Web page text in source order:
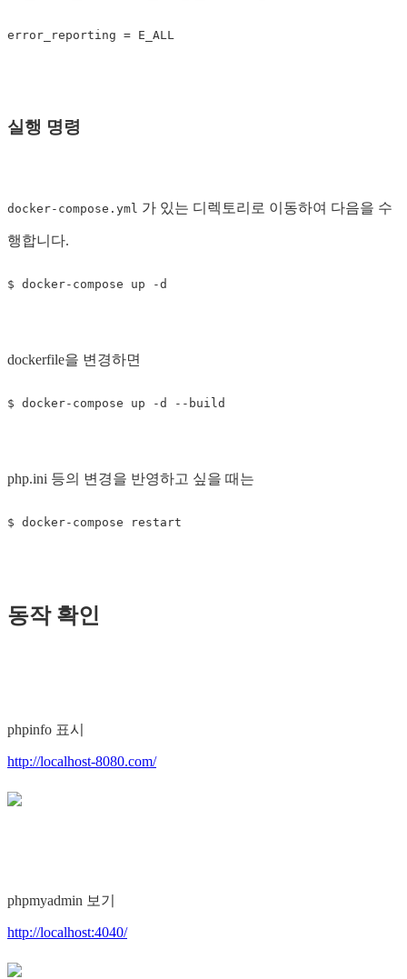
실행 명령
docker-compose.yml 가 있는 디렉토리로 이동하여 다음을 수
행합니다.
dockerfile을 변경하면
php.ini 등의 변경을 반영하고 싶을 때는
동작 확인
phpinfo 표시
http://localhost-8080.com/
phpmyadmin 보기
http://localhost:4040/